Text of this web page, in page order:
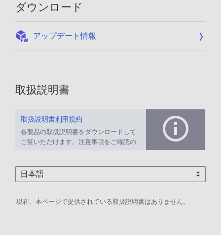
ダウンロード
アップデート情報
取扱説明書
取扱説明書利用規約
各製品の取扱説明書をダウンロードして
ご覧いただけます。注意事項をご確認の
現在、本ページで提供されている取扱説明書はありません。